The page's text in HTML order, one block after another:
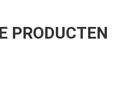
PRODUCTEN